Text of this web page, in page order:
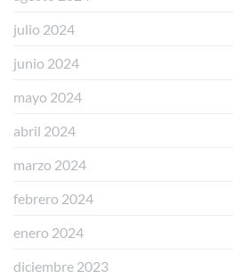
julio 2024
junio 2024
mayo 2024
abril 2024
marzo 2024
febrero 2024
enero 2024
diciembre 2023